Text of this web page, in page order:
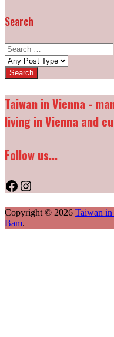
Search
Search
for:
Post
types:
Taiwan in Vienna -
living in Vienna and
Follow us...
Facebook
Instagram
Copyright © 2026 Taiwan in
Bam.